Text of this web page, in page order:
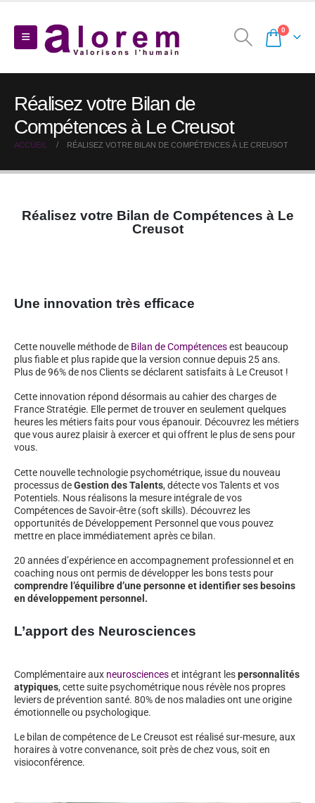
0
Réalisez votre Bilan de
Compétences à Le Creusot
ACCUEIL RÉALISEZ VOTRE BILAN DE COMPÉTENCES À LE CREUSOT
Réalisez votre Bilan de Compétences à Le
Creusot
Une innovation très efficace
Cette nouvelle méthode de Bilan de Compétencesest beaucoup
plus fiable et plus rapide que la version connue depuis 25 ans.
Plus de 96% de nos Clients se déclarent satisfaits à Le Creusot !
Cette innovation répond désormais au cahier des charges de
France Stratégie. Elle permet de trouver en seulement quelques
heures les métiers faits pour vous épanouir. Découvrez les métiers
que vous aurez plaisir à exercer et qui offrent le plus de sens pour
vous.
Cette nouvelle technologie psychométrique, issue du nouveau
processus deGestion des Talents, détecte vos Talents et vos
Potentiels. Nous réalisons la mesure intégrale de vos
Compétences de Savoir-être (soft skills). Découvrez les
opportunités de Développement Personnel que vous pouvez
mettre en place immédiatement après ce bilan.
20 années d’expérience en accompagnement professionnel et en
coaching nous ont permis de développer les bons tests pour
comprendre l’équilibre d’une personne et identifier ses besoins
en développement personnel.
L’apport des Neurosciences
Complémentaire aux neuroscienceset intégrant lespersonnalités
atypiques, cette suite psychométrique nous révèle nos propres
leviers de prévention santé. 80% de nos maladies ont une origine
émotionnelle ou psychologique.
Le bilan de compétence de Le Creusot est réalisé sur-mesure, aux
horaires à votre convenance, soit près de chez vous, soit en
visioconférence.